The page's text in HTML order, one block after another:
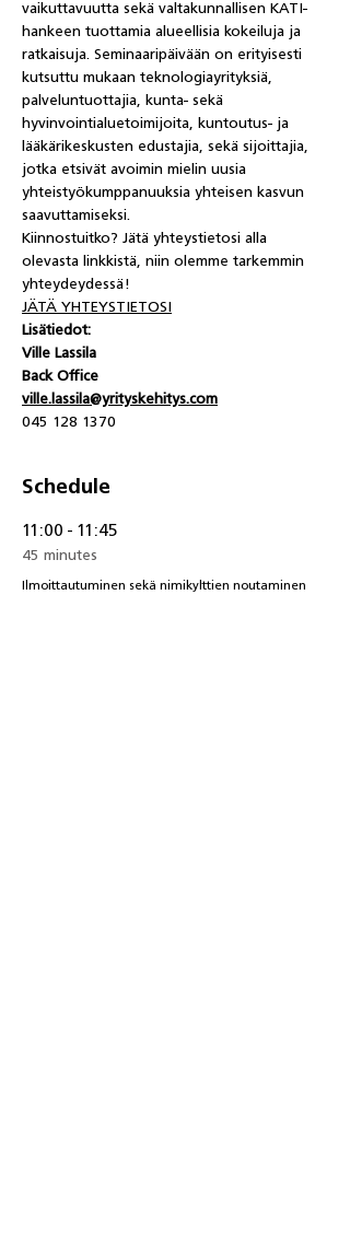
vaikuttavuutta sekä valtakunnallisen KATI-
hankeen tuottamia alueellisia kokeiluja ja
ratkaisuja. Seminaaripäivään on erityisesti
kutsuttu mukaan teknologiayrityksiä,
palveluntuottajia, kunta- sekä
hyvinvointialuetoimijoita, kuntoutus- ja
lääkärikeskusten edustajia, sekä sijoittajia,
jotka etsivät avoimin mielin uusia
yhteistyökumppanuuksia yhteisen kasvun
saavuttamiseksi.
Kiinnostuitko? Jätä yhteystietosi alla
olevasta linkkistä, niin olemme tarkemmin
yhteydeydessä!
JÄTÄ YHTEYSTIETOSI
Lisätiedot:
Ville Lassila
Back Office
ville.lassila@yrityskehitys.com
045 128 1370
Schedule
11:00 - 11:45
45 minutes
Ilmoittautuminen sekä nimikylttien noutaminen